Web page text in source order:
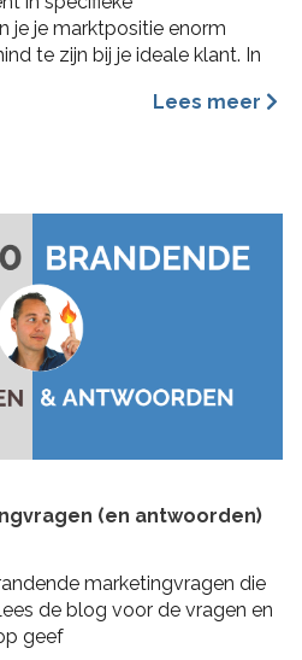
je je marktpositie enorm
te zijn bij je ideale klant. In
bij je ideale klant met de
Lees meer
(en antwoorden)
marketingvragen die
de blog voor de vragen en
geef